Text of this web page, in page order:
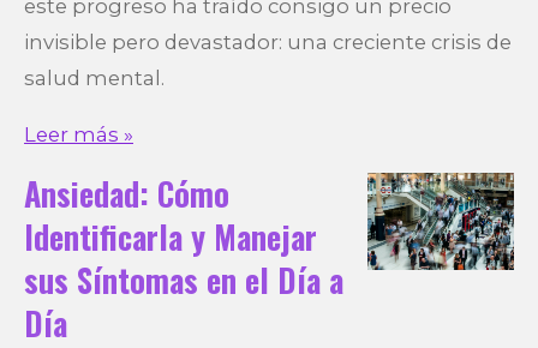
este progreso ha traído consigo un precio
invisible pero devastador: una creciente crisis de
salud mental.
Leer más »
Ansiedad: Cómo
Identificarla y Manejar
sus Síntomas en el Día a
Día